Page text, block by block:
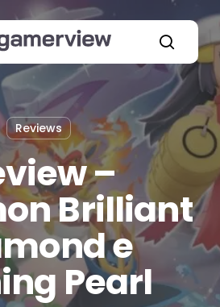
search
Reviews
–
Brilliant
e
Pearl